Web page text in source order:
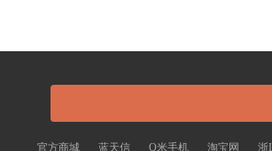
官方商城 蓝天信 Q米手机 淘宝网 浙